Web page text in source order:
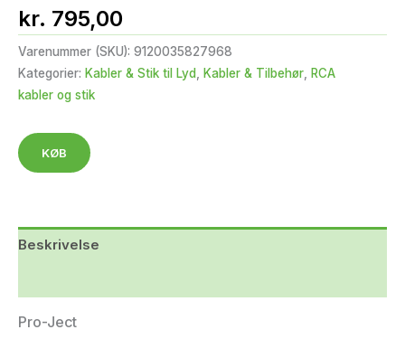
kr. 795,00
Varenummer (SKU): 9120035827968
Kategorier: Kabler & Stik til Lyd, Kabler & Tilbehør, RCA
kabler og stik
KØB
Beskrivelse
Pro-Ject